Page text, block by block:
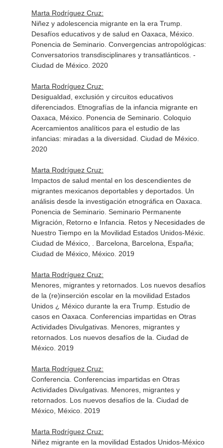
Marta Rodríguez Cruz:
Niñez y adolescencia migrante en la era Trump.
Desafíos educativos y de salud en Oaxaca, México.
Ponencia de Seminario. Convergencias antropológicas:
Conversatorios transdisciplinares y transatlánticos. -
Ciudad de México. 2020
Marta Rodríguez Cruz:
Desigualdad, exclusión y circuitos educativos
diferenciados. Etnografías de la infancia migrante en
Oaxaca, México. Ponencia de Seminario. Coloquio
Acercamientos analíticos para el estudio de las
infancias: miradas a la diversidad. Ciudad de México.
2020
Marta Rodríguez Cruz:
Impactos de salud mental en los descendientes de
migrantes mexicanos deportables y deportados. Un
análisis desde la investigación etnográfica en Oaxaca.
Ponencia de Seminario. Seminario Permanente
Migración, Retorno e Infancia. Retos y Necesidades de
Nuestro Tiempo en la Movilidad Estados Unidos-Méxic.
Ciudad de México, . Barcelona, Barcelona, España;
Ciudad de México, México. 2019
Marta Rodríguez Cruz:
Menores, migrantes y retornados. Los nuevos desafíos
de la (re)inserción escolar en la movilidad Estados
Unidos ¿ México durante la era Trump. Estudio de
casos en Oaxaca. Conferencias impartidas en Otras
Actividades Divulgativas. Menores, migrantes y
retornados. Los nuevos desafíos de la. Ciudad de
México. 2019
Marta Rodríguez Cruz:
Conferencia. Conferencias impartidas en Otras
Actividades Divulgativas. Menores, migrantes y
retornados. Los nuevos desafíos de la. Ciudad de
México, México. 2019
Marta Rodríguez Cruz:
Niñez migrante en la movilidad Estados Unidos-México